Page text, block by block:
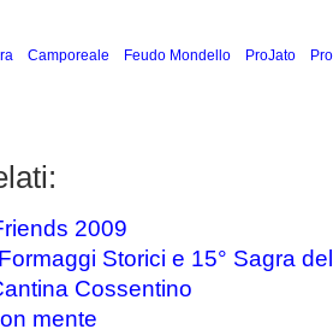
Camporeale Feudo Mondello ProJato
2009
Storici e 15° Sagra
Cossentino
mente